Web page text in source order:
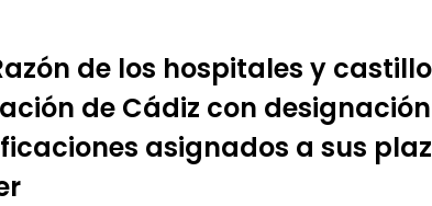
de los hospitales y
de Cádiz con
asignados a sus